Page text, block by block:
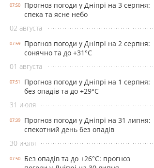
07:50
Прогноз погоди у Дніпрі на 3 серпня:
спека та ясне небо
02 августа
07:59
Прогноз погоди у Дніпрі на 2 серпня:
сонячно та до +31°С
01 августа
07:51
Прогноз погоди у Дніпрі на 1 серпня:
без опадів та до +29°С
31 июля
07:39
Прогноз погоди у Дніпрі на 31 липня:
спекотний день без опадів
30 июля
07:50
Без опадів та до +26°С: прогноз